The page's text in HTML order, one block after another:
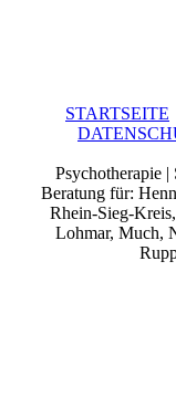
STARTSEITE
Psychotherapie |
Beratung für:
Rhein-Sieg-
Lohmar, Much,